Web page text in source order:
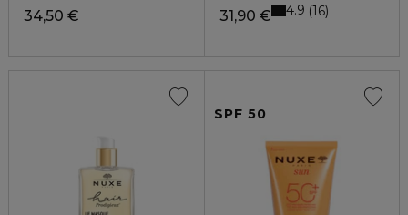
34,50 € 31,90 € 4.9 16
SPF 50